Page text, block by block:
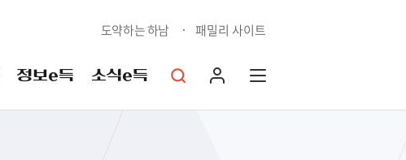
도약하는 하남 패밀리 사이트
정보e득 소식e득